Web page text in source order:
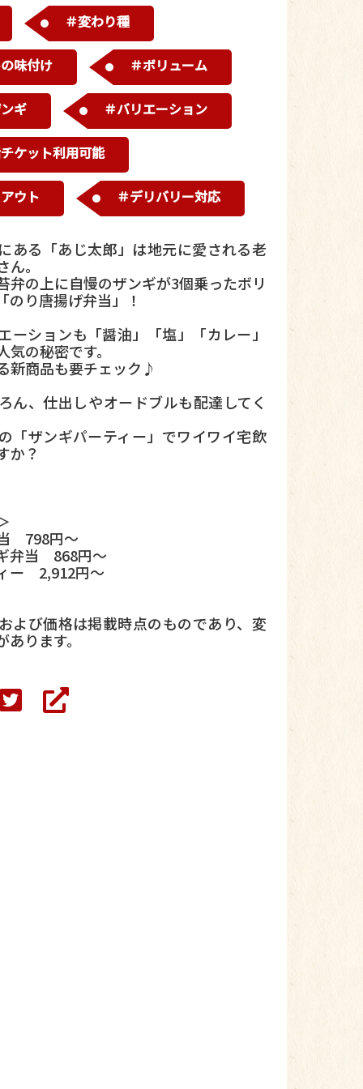
＃変わり種
味付け ＃ボリューム
ギ ＃バリエーション
ケット利用可能
ウト ＃デリバリー対応
ある「あじ太郎」は地元に愛される老
。
弁の上に自慢のザンギが3個乗ったボリ
のり唐揚げ弁当」！
ーションも「醤油」「塩」「カレー」
の秘密です。
新商品も要チェック♪
ん、仕出しやオードブルも配達してく
「ザンギパーティー」でワイワイ宅飲
か？
798円〜
弁当 868円〜
ー 2,912円〜
よび価格は掲載時点のものであり、変
ります。